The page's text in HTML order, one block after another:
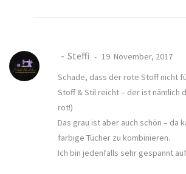
Steffi 19. November, 2017
Schade, dass der rote Stoff nicht
Stoff & Stil reicht – der ist nämlich
rot!)
Das grau ist aber auch schön – da
farbige Tücher zu kombinieren.
Ich bin jedenfalls sehr gespannt